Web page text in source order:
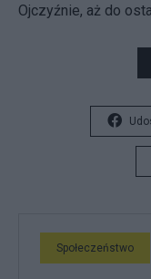
Ojczyźnie, aż do
Społeczeństwo